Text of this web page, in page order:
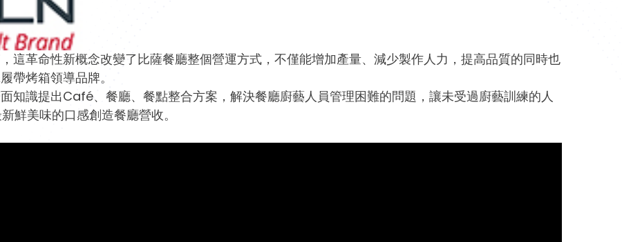
這革命性新概念改變了比薩餐廳整個營運方式，不僅能增加產量、減少製作人力，提高品質的同時也
帶烤箱領導品牌。
知識提出Café、餐廳、餐點整合方案，解決餐廳廚藝人員管理困難的問題，讓未受過廚藝訓練的人
鮮美味的口感創造餐廳營收。